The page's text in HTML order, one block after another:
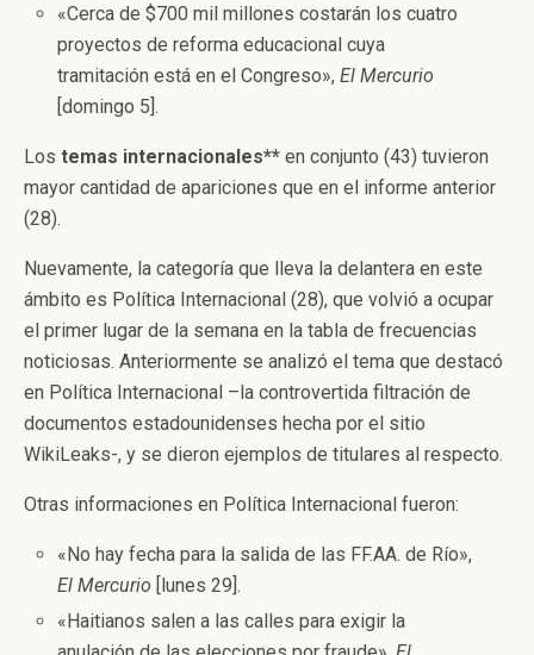
«Cerca de $700 mil millones costarán los cuatro
proyectos de reforma educacional cuya
tramitación está en el Congreso», El Mercurio
[domingo 5].
Los temas internacionales** en conjunto (43) tuvieron
mayor cantidad de apariciones que en el informe anterior
(28).
Nuevamente, la categoría que lleva la delantera en este
ámbito es Política Internacional (28), que volvió a ocupar
el primer lugar de la semana en la tabla de frecuencias
noticiosas. Anteriormente se analizó el tema que destacó
en Política Internacional –la controvertida filtración de
documentos estadounidenses hecha por el sitio
WikiLeaks-, y se dieron ejemplos de titulares al respecto.
Otras informaciones en Política Internacional fueron:
«No hay fecha para la salida de las FF.AA. de Río»,
El Mercurio [lunes 29].
«Haitianos salen a las calles para exigir la